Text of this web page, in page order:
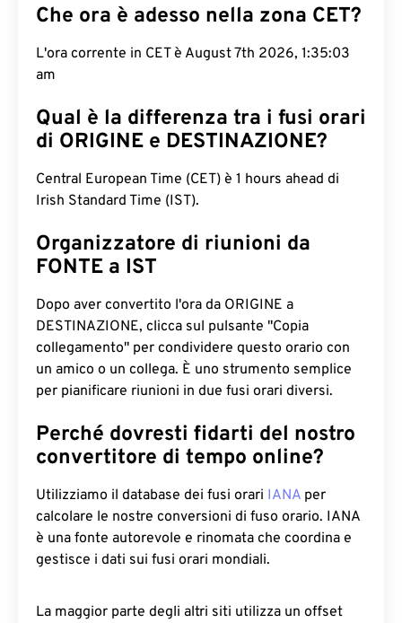
Che ora è adesso nella zona CET?
L'ora corrente in CET è August 7th 2026, 1:35:04
am
Qual è la differenza tra i fusi orari
di ORIGINE e DESTINAZIONE?
Central European Time (CET) è 1 hours ahead di
Irish Standard Time (IST).
Organizzatore di riunioni da
FONTE a IST
Dopo aver convertito l'ora da ORIGINE a
DESTINAZIONE, clicca sul pulsante "Copia
collegamento" per condividere questo orario con
un amico o un collega. È uno strumento semplice
per pianificare riunioni in due fusi orari diversi.
Perché dovresti fidarti del nostro
convertitore di tempo online?
Utilizziamo il database dei fusi orari IANA per
calcolare le nostre conversioni di fuso orario. IANA
è una fonte autorevole e rinomata che coordina e
gestisce i dati sui fusi orari mondiali.
La maggior parte degli altri siti utilizza un offset